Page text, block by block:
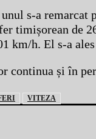
s-a
timișorean
km/h. El s-a
continua și în
VITEZA